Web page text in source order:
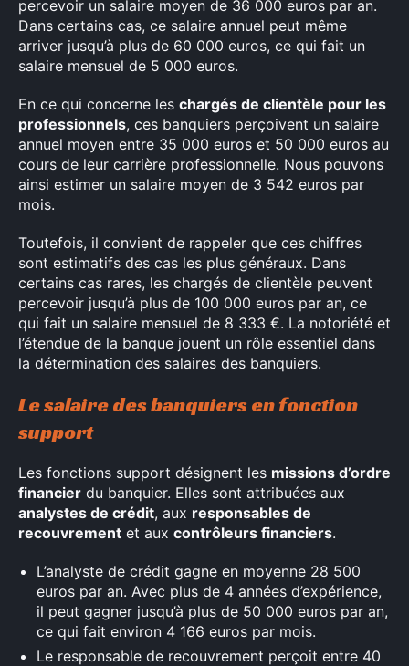
percevoir un salaire moyen de 36 000 euros par an.
Dans certains cas, ce salaire annuel peut même
arriver jusqu’à plus de 60 000 euros, ce qui fait un
salaire mensuel de 5 000 euros.
En ce qui concerne les chargés de clientèle pour les
professionnels, ces banquiers perçoivent un salaire
annuel moyen entre 35 000 euros et 50 000 euros au
cours de leur carrière professionnelle. Nous pouvons
ainsi estimer un salaire moyen de 3 542 euros par
mois.
Toutefois, il convient de rappeler que ces chiffres
sont estimatifs des cas les plus généraux. Dans
certains cas rares, les chargés de clientèle peuvent
percevoir jusqu’à plus de 100 000 euros par an, ce
qui fait un salaire mensuel de 8 333 €. La notoriété et
l’étendue de la banque jouent un rôle essentiel dans
la détermination des salaires des banquiers.
Le salaire des banquiers en fonction
support
Les fonctions support désignent les missions d’ordre
financier du banquier. Elles sont attribuées aux
analystes de crédit, aux responsables de
recouvrement et aux contrôleurs financiers.
L’analyste de crédit gagne en moyenne 28 500
euros par an. Avec plus de 4 années d’expérience,
il peut gagner jusqu’à plus de 50 000 euros par an,
ce qui fait environ 4 166 euros par mois.
Le responsable de recouvrement perçoit entre 40
×
Rechercher
: